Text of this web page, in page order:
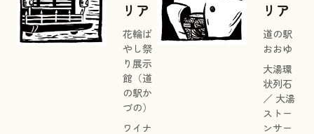
リア
花輪ば
やし祭
り展示
館（道
の駅か
づの）
ワイナ
リア
道の駅
おおゆ
大湯環
状列石
／ 大湯
ストー
ンサー